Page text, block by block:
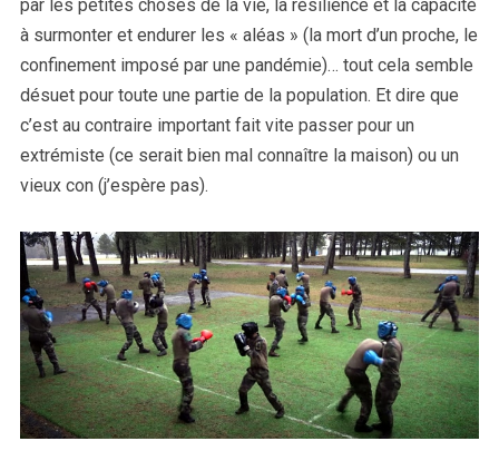
par les petites choses de la vie, la résilience et la capacité
à surmonter et endurer les « aléas » (la mort d’un proche, le
confinement imposé par une pandémie)… tout cela semble
désuet pour toute une partie de la population. Et dire que
c’est au contraire important fait vite passer pour un
extrémiste (ce serait bien mal connaître la maison) ou un
vieux con (j’espère pas).